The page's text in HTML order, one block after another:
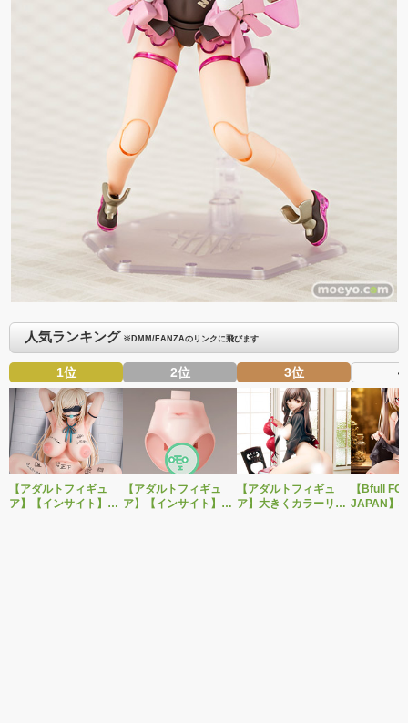
人気ランキング ※DMM/FANZAのリンクに飛びます
1位
【アダルトフィギュ
ア】【インサイト】肉
2位
【アダルトフィギュ
ア】【インサイト】ベ
3位
【アダルトフィギュ
ア】大きくカラーリン
4
【Bfull
JAPAN】